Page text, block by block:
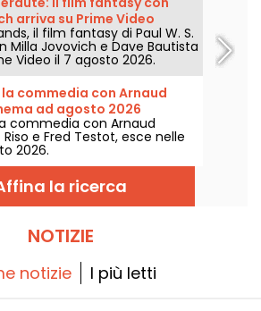
arriva su Prime Video
il film fantasy di Paul W. S.
Milla Jovovich e Dave Bautista
Video il 7 agosto 2026.
la commedia con Arnaud
ad agosto 2026
commedia con Arnaud
e Fred Testot, esce nelle
2026.
la ricerca
NOTIZIE
notizie I più letti